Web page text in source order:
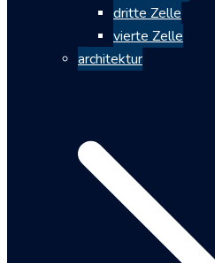
dritte Zelle
vierte Zelle
architektur